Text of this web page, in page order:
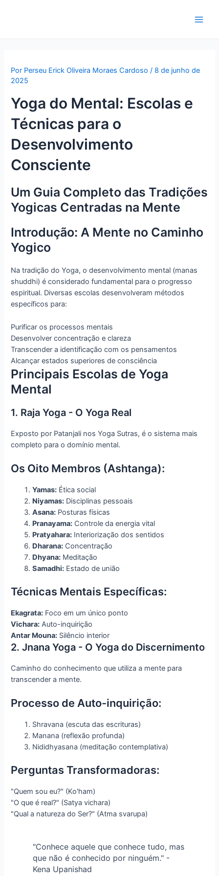
Por Perseu Erick Oliveira Moraes Cardoso/ 8 de junho de
2025
Yoga do Mental: Escolas e
Técnicas para o
Desenvolvimento
Consciente
Um Guia Completo das Tradições
Yogicas Centradas na Mente
Introdução: A Mente no Caminho
Yogico
Na tradição do Yoga, o desenvolvimento mental (manas
shuddhi) é considerado fundamental para o progresso
espiritual. Diversas escolas desenvolveram métodos
específicos para:
Purificar os processos mentais
Desenvolver concentração e clareza
Transcender a identificação com os pensamentos
Alcançar estados superiores de consciência
Principais Escolas de Yoga
Mental
1. Raja Yoga - O Yoga Real
Exposto por Patanjali nos Yoga Sutras, é o sistema mais
completo para o domínio mental.
Os Oito Membros (Ashtanga):
Yamas: Ética social
Niyamas: Disciplinas pessoais
Asana: Posturas físicas
Pranayama: Controle da energia vital
Pratyahara: Interiorização dos sentidos
Dharana: Concentração
Dhyana: Meditação
Samadhi: Estado de união
Técnicas Mentais Específicas:
Ekagrata: Foco em um único ponto
Vichara: Auto-inquirição
Antar Mouna: Silêncio interior
2. Jnana Yoga - O Yoga do Discernimento
Caminho do conhecimento que utiliza a mente para
transcender a mente.
Processo de Auto-inquirição:
Shravana (escuta das escrituras)
Manana (reflexão profunda)
Nididhyasana (meditação contemplativa)
Perguntas Transformadoras:
"Quem sou eu?" (Ko'ham)
"O que é real?" (Satya vichara)
"Qual a natureza do Ser?" (Atma svarupa)
"Conhece aquele que conhece tudo, mas
que não é conhecido por ninguém." -
Kena Upanishad